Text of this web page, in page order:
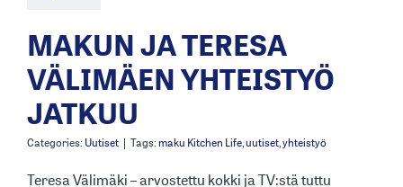
MAKUN JA TERESA
VÄLIMÄEN YHTEISTYÖ
JATKUU
Categories: Uutiset | Tags:maku Kitchen Life,uutiset,yhteistyö
Teresa Välimäki – arvostettu kokki ja TV:stä tuttu